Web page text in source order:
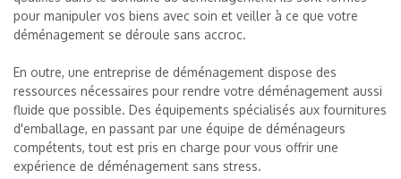
pour manipuler vos biens avec soin et veiller à ce que votre
déménagement se déroule sans accroc.
En outre, une entreprise de déménagement dispose des
ressources nécessaires pour rendre votre déménagement aussi
fluide que possible. Des équipements spécialisés aux fournitures
d'emballage, en passant par une équipe de déménageurs
compétents, tout est pris en charge pour vous offrir une
expérience de déménagement sans stress.